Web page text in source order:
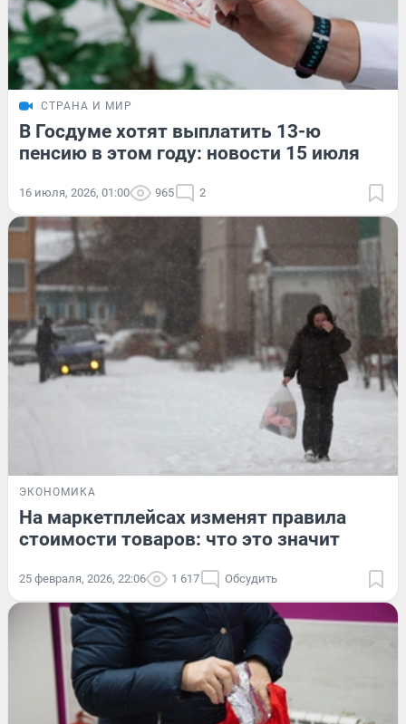
СТРАНА И МИР
В Госдуме хотят выплатить 13-ю
пенсию в этом году: новости 15 июля
16 июля, 2026, 01:00 965 2
ЭКОНОМИКА
На маркетплейсах изменят правила
стоимости товаров: что это значит
25 февраля, 2026, 22:06 1 617 Обсудить